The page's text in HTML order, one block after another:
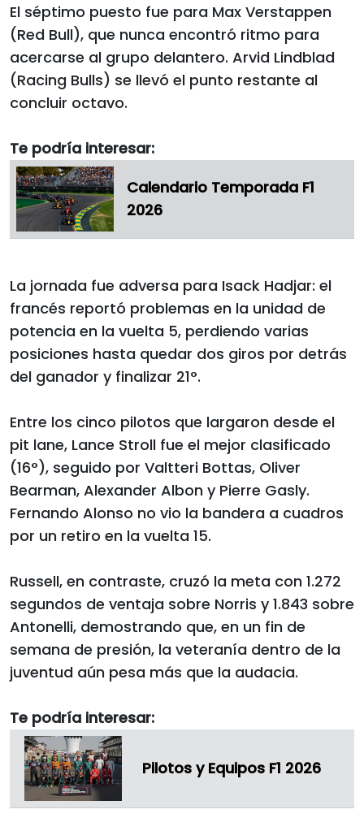
El séptimo puesto fue para Max Verstappen
(Red Bull), que nunca encontró ritmo para
acercarse al grupo delantero. Arvid Lindblad
(Racing Bulls) se llevó el punto restante al
concluir octavo.
Te podría interesar:
Calendario Temporada F1
2026
La jornada fue adversa para Isack Hadjar: el
francés reportó problemas en la unidad de
potencia en la vuelta 5, perdiendo varias
posiciones hasta quedar dos giros por detrás
del ganador y finalizar 21°.
Entre los cinco pilotos que largaron desde el
pit lane, Lance Stroll fue el mejor clasificado
(16°), seguido por Valtteri Bottas, Oliver
Bearman, Alexander Albon y Pierre Gasly.
Fernando Alonso no vio la bandera a cuadros
por un retiro en la vuelta 15.
Russell, en contraste, cruzó la meta con 1.272
segundos de ventaja sobre Norris y 1.843 sobre
Antonelli, demostrando que, en un fin de
semana de presión, la veteranía dentro de la
juventud aún pesa más que la audacia.
Te podría interesar:
Pilotos y Equipos F1 2026